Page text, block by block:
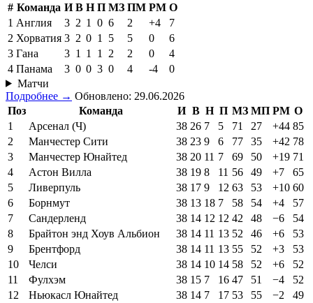
# Команда И В Н П МЗ ПМ РМ О
1 Англия 3 2 1 0 6 2 +4
7
2 Хорватия 3 2 0 1 5 5 0
6
3 Гана 3 1 1 1 2 2 0
4
4 Панама 3 0 0 3 0 4 -4
0
Матчи
Подробнее → Обновлено: 29.06.2026
Поз
Команда И В Н П МЗ МП РМ О
1
Арсенал (Ч) 38 26 7 5 71 27 +44 85
2
Манчестер Сити 38 23 9 6 77 35 +42 78
3
Манчестер Юнайтед 38 20 11 7 69 50 +19 71
4
Астон Вилла 38 19 8 11 56 49 +7
65
5
Ливерпуль 38 17 9 12 63 53 +10 60
6
Борнмут 38 13 18 7 58 54 +4
57
7
Сандерленд 38 14 12 12 42 48 −6
54
8
Брайтон энд Хоув Альбион 38 14 11 13 52 46 +6
53
9
Брентфорд 38 14 11 13 55 52 +3
53
10
Челси 38 14 10 14 58 52 +6
52
11
Фулхэм 38 15 7 16 47 51 −4
52
12
Ньюкасл Юнайтед 38 14 7 17 53 55 −2
49